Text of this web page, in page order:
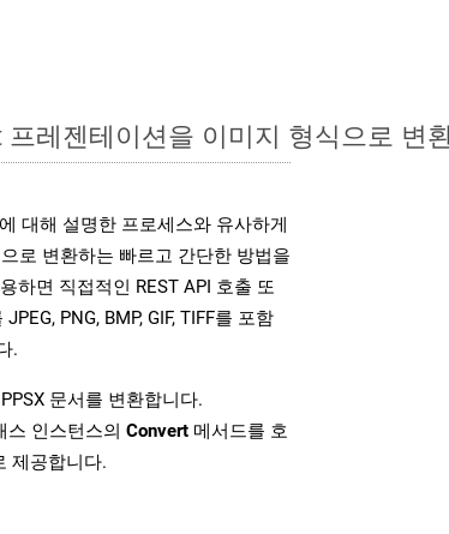
레젠테이션을 이미지 형식으로 변
대해 설명한 프로세스와 유사하게
로 변환하는 빠르고 간단한 방법을
하면 직접적인 REST API 호출 또
PNG, BMP, GIF, TIFF를 포함
.
문서를 변환합니다.
스 인스턴스의 Convert 메서드를 호
제공합니다.